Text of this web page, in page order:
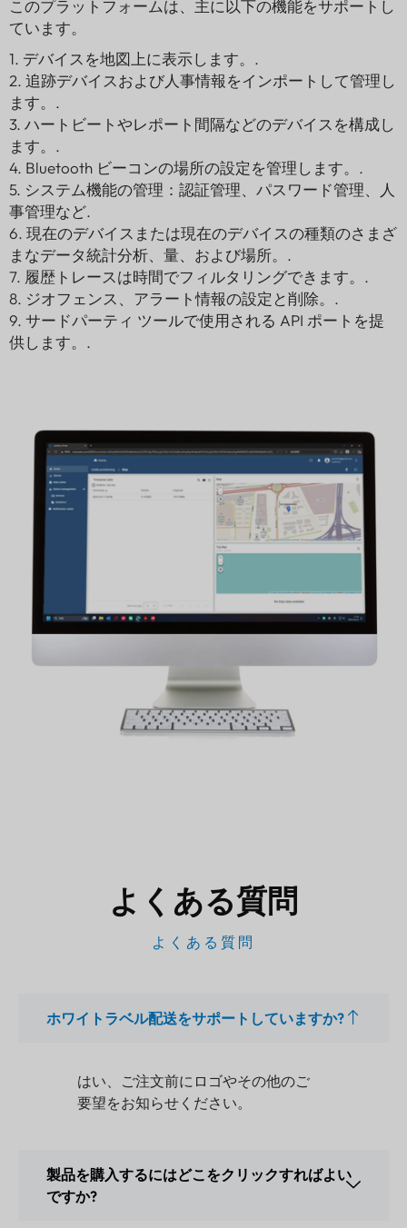
このプラットフォームは、主に以下の機能をサポートし
ています。
1. デバイスを地図上に表示します。.
2. 追跡デバイスおよび人事情報をインポートして管理し
ます。.
3. ハートビートやレポート間隔などのデバイスを構成し
ます。.
4. Bluetooth ビーコンの場所の設定を管理します。.
5. システム機能の管理：認証管理、パスワード管理、人
事管理など.
6. 現在のデバイスまたは現在のデバイスの種類のさまざ
まなデータ統計分析、量、および場所。.
7. 履歴トレースは時間でフィルタリングできます。.
8. ジオフェンス、アラート情報の設定と削除。.
9. サードパーティ ツールで使用される API ポートを提
供します。.
よくある質問
よくある質問
ホワイトラベル配送をサポートしていますか?
はい、ご注文前にロゴやその他のご
要望をお知らせください。
製品を購入するにはどこをクリックすればよい
ですか?